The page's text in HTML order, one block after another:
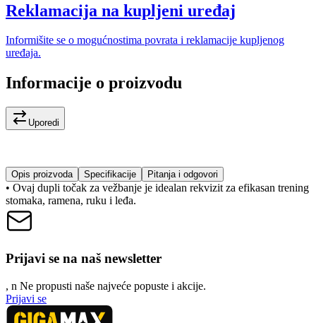
Reklamacija na kupljeni uređaj
Informišite se o mogućnostima povrata i reklamacije kupljenog
uređaja.
Informacije o proizvodu
Uporedi
Opis proizvoda Specifikacije Pitanja i odgovori
• Ovaj dupli točak za vežbanje je idealan rekvizit za efikasan trening
stomaka, ramena, ruku i leđa.
Prijavi se na naš newsletter
, n Ne propusti naše najveće popuste i akcije.
Prijavi se